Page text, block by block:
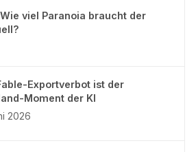
viel Paranoia braucht der
Exportverbot ist der
Moment der KI
2026